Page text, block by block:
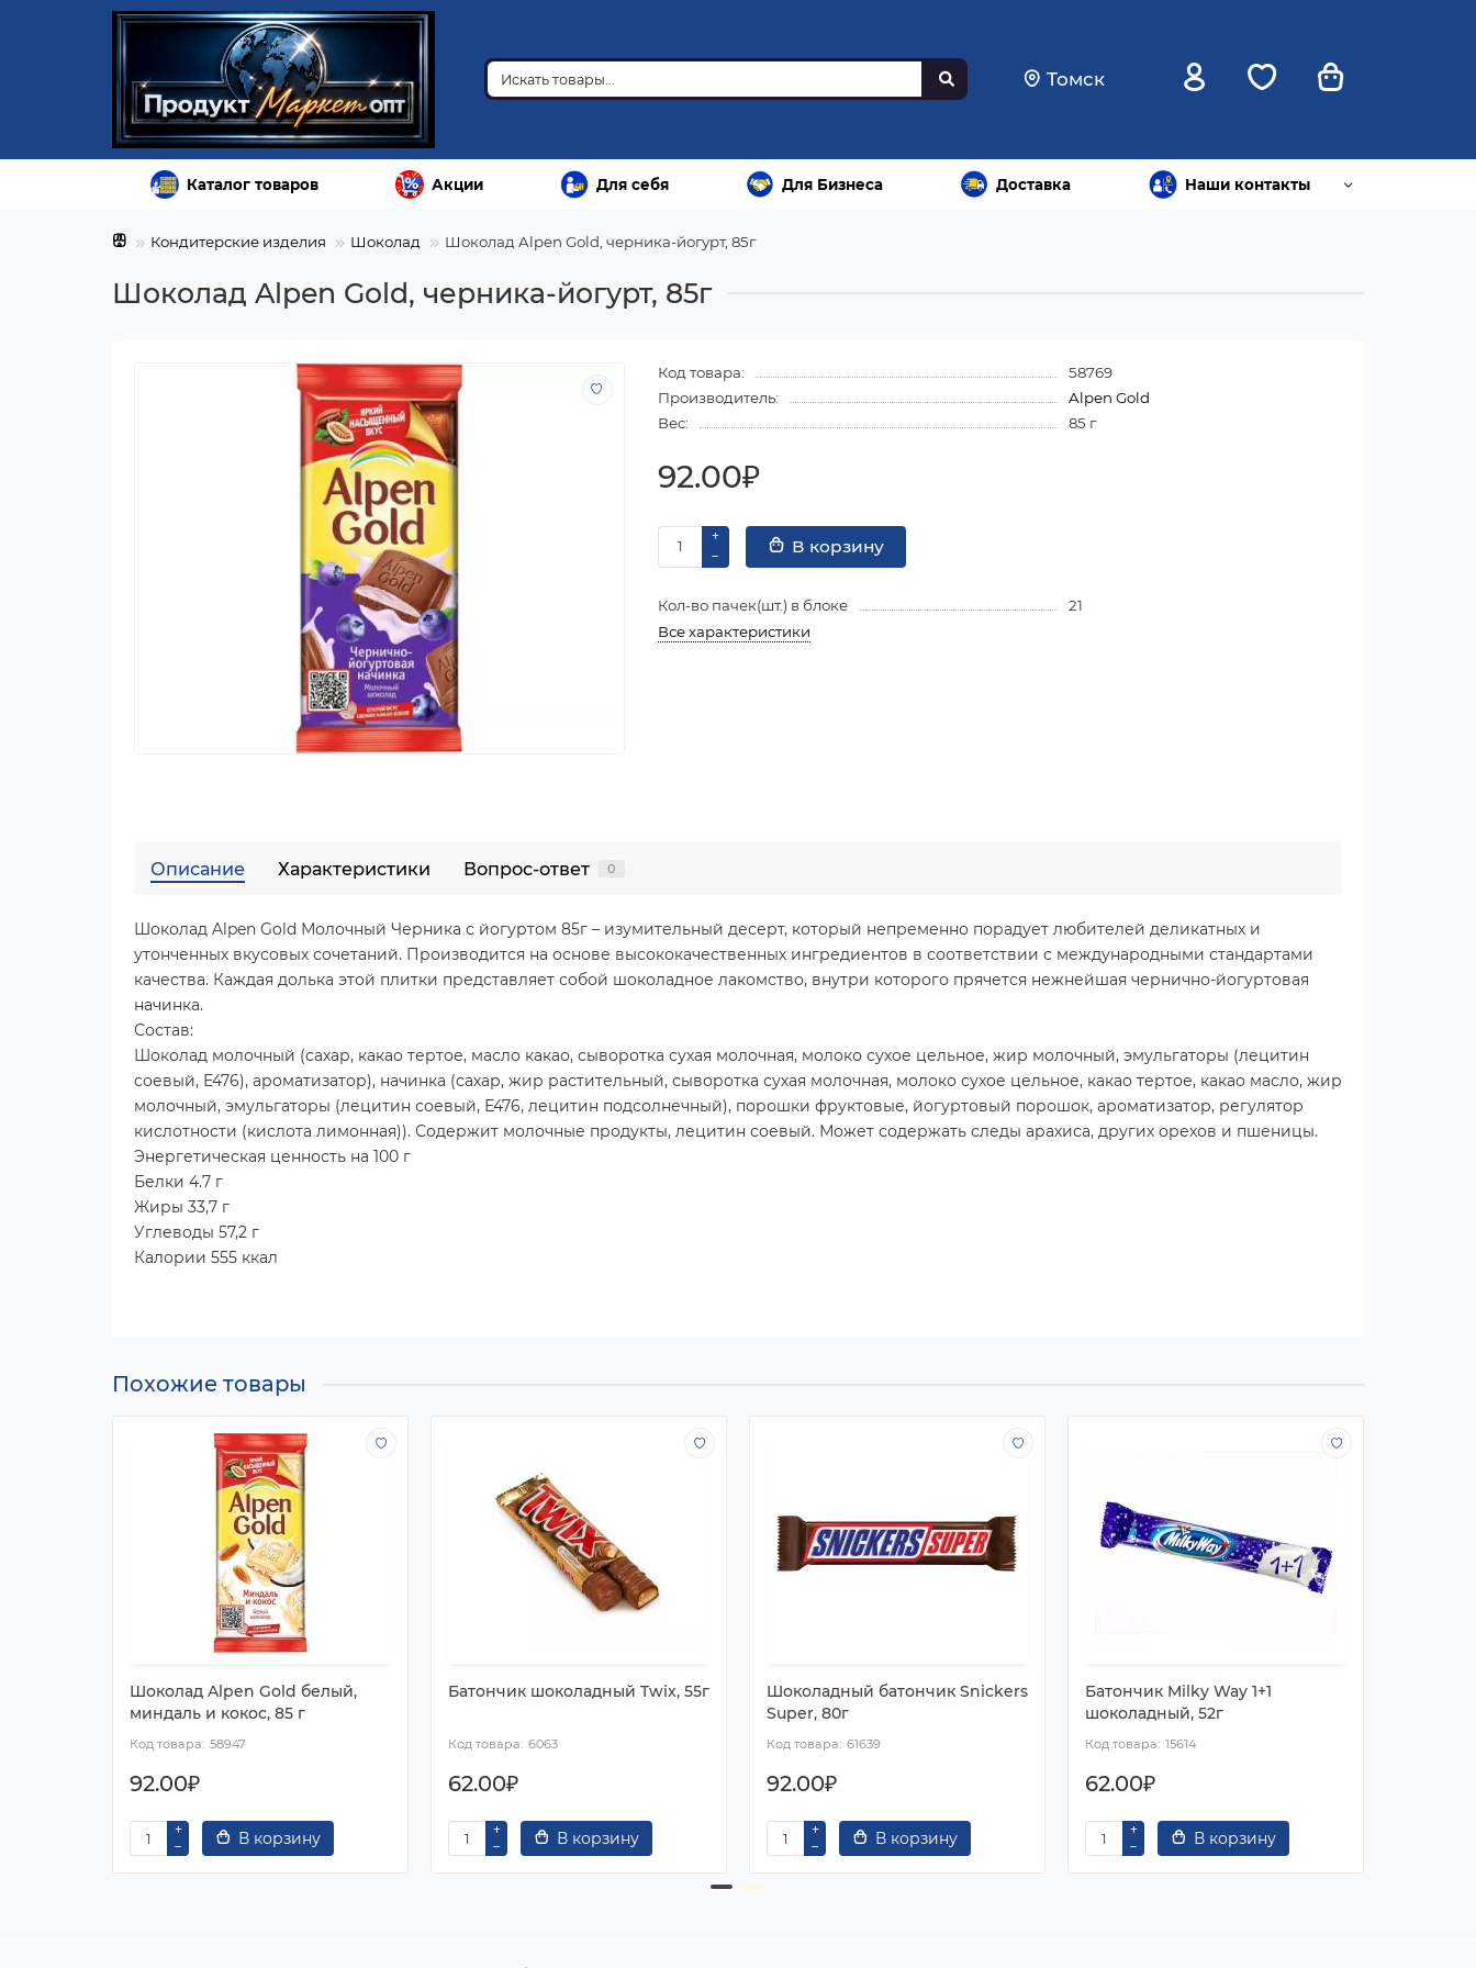
Томск
Каталог товаров Акции Для себя Для Бизнеса Доставка Наши контакты
Кондитерские изделия Шоколад Шоколад Alpen Gold, черника-йогурт, 85г
Шоколад Alpen Gold, черника-йогурт, 85г
Код товара:
58769
Производитель:
Alpen Gold
Вес:
85 г
92.00₽
В корзину
Кол-во пачек(шт.) в блоке
21
Все характеристики
Описание Характеристики Вопрос-ответ 0
Шоколад Alpen Gold Молочный Черника с йогуртом 85г – изумительный десерт, который непременно порадует любителей деликатных и
утонченных вкусовых сочетаний. Производится на основе высококачественных ингредиентов в соответствии с международными стандартами
качества. Каждая долька этой плитки представляет собой шоколадное лакомство, внутри которого прячется нежнейшая чернично-йогуртовая
начинка.
Состав:
Шоколад молочный (сахар, какао тертое, масло какао, сыворотка сухая молочная, молоко сухое цельное, жир молочный, эмульгаторы (лецитин
соевый, Е476), ароматизатор), начинка (сахар, жир растительный, сыворотка сухая молочная, молоко сухое цельное, какао тертое, какао масло, жир
молочный, эмульгаторы (лецитин соевый, Е476, лецитин подсолнечный), порошки фруктовые, йогуртовый порошок, ароматизатор, регулятор
кислотности (кислота лимонная)). Содержит молочные продукты, лецитин соевый. Может содержать следы арахиса, других орехов и пшеницы.
Энергетическая ценность на 100 г
Белки 4.7 г
Жиры 33,7 г
Углеводы 57,2 г
Калории 555 ккал
Похожие товары
Шоколад Alpen Gold белый,
миндаль и кокос, 85 г
58947
92.00₽
В корзину
Батончик шоколадный Twix, 55г
6063
62.00₽
В корзину
Шоколадный батончик Snickers
Super, 80г
61639
92.00₽
В корзину
Батончик Milky Way 1+1
шоколадный, 52г
15614
62.00₽
В корзину